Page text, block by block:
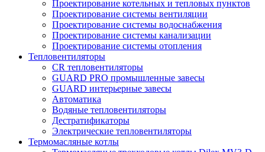
Проектирование котельных и тепловых пунктов
Проектирование системы вентиляции
Проектирование системы водоснабжения
Проектирование системы канализации
Проектирование системы отопления
Тепловентиляторы
CR тепловентиляторы
GUARD PRO промышленные завесы
GUARD интерьерные завесы
Автоматика
Водяные тепловентиляторы
Дестратификаторы
Электрические тепловентиляторы
Термомасляные котлы